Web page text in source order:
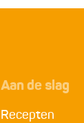
Aan de slag
Recepten